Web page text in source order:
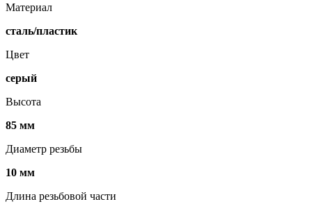
Материал
сталь/пластик
Цвет
серый
Высота
85 мм
Диаметр резьбы
10 мм
Длина резьбовой части